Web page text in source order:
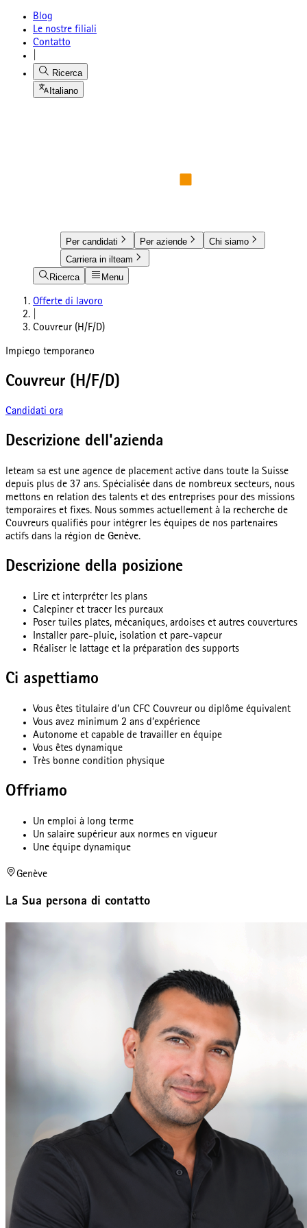
Blog
Le nostre filiali
Contatto
Ricerca
Italiano
Per candidati Per aziende
Chi siamo
Carriera in ilteam
Ricerca
Menu
Offerte di lavoro
Couvreur (H/F/D)
Impiego temporaneo
Couvreur (H/F/D)
Candidati ora
Descrizione dell'azienda
leteam sa est une agence de placement active dans toute la Suisse
depuis plus de 37 ans. Spécialisée dans de nombreux secteurs, nous
mettons en relation des talents et des entreprises pour des missions
temporaires et fixes. Nous sommes actuellement à la recherche de
Couvreurs qualifiés pour intégrer les équipes de nos partenaires
actifs dans la région de Genève.
Descrizione della posizione
Lire et interpréter les plans
Calepiner et tracer les pureaux
Poser tuiles plates, mécaniques, ardoises et autres couvertures
Installer pare-pluie, isolation et pare-vapeur
Réaliser le lattage et la préparation des supports
Ci aspettiamo
Vous êtes titulaire d’un CFC Couvreur ou diplôme équivalent
Vous avez minimum 2 ans d’expérience
Autonome et capable de travailler en équipe
Vous êtes dynamique
Très bonne condition physique
Offriamo
Un emploi à long terme
Un salaire supérieur aux normes en vigueur
Une équipe dynamique
Genève
La Sua persona di contatto